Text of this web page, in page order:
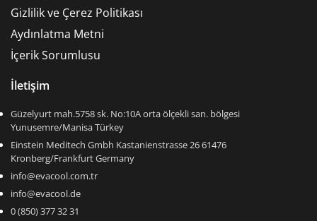
Gizlilik ve Çerez Politikası
Aydınlatma Metni
İçerik Sorumlusu
İletişim
Güzelyurt mah.5758 sk. No:10A orta ölçekli san. bölgesi
Yunusemre/Manisa Türkey
Einstein Meditech Gmbh Kastanienstrasse 26 61476
Kronberg/Frankfurt Germany
info@evacool.com.tr
info@evacool.de
0 (850) 377 32 31